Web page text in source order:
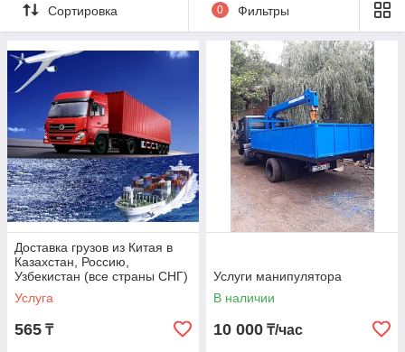
Китая)Сортировка 0 Фильтры
Доставка грузов из Китая в
Казахстан, Россию,
Узбекистан (все страны СНГ)
Услуга
565 ₸
Услуги манипулятора
В наличии
10 000 ₸/час